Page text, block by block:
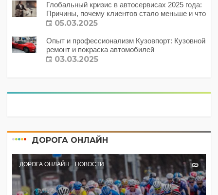
Глобальный кризис в автосервисах 2025 года:
Причины, почему клиентов стало меньше и что
с этим делать?
05.03.2025
Опыт и профессионализм Кузовпорт: Кузовной
ремонт и покраска автомобилей
03.03.2025
ДОРОГА ОНЛАЙН
ДОРОГА ОНЛАЙН НОВОСТИ